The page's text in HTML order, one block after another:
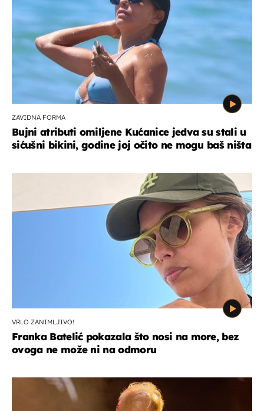
ZAVIDNA FORMA
Bujni atributi omiljene Kućanice jedva su stali u
sićušni bikini, godine joj očito ne mogu baš ništa
VRLO ZANIMLJIVO!
Franka Batelić pokazala što nosi na more, bez
ovoga ne može ni na odmoru